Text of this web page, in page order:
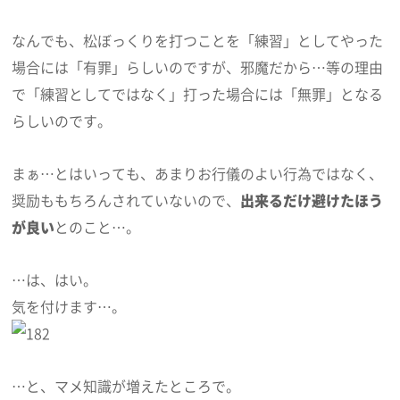
なんでも、松ぼっくりを打つことを「練習」としてやった
場合には「有罪」らしいのですが、邪魔だから…等の理由
で「練習としてではなく」打った場合には「無罪」となる
らしいのです。
まぁ…とはいっても、あまりお行儀のよい行為ではなく、
奨励ももちろんされていないので、 出来るだけ避けたほう
が良いとのこと…。
…は、はい。
気を付けます…。
…と、マメ知識が増えたところで。